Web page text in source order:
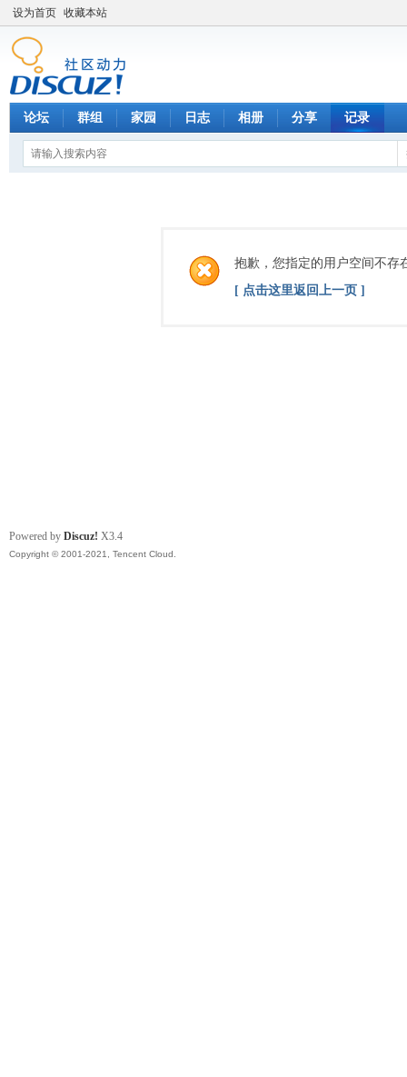
设为首页 收藏本站
论坛 群组 家园 日志 相册 分享 记录
抱歉，您指定的用户空间不存
[ 点击这里返回上一页 ]
Powered by Discuz! X3.4
Copyright © 2001-2021, Tencent Cloud.